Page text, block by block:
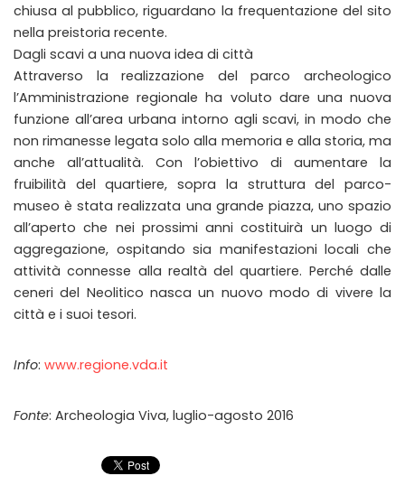
chiusa al pubblico, riguardano la frequentazione del sito
nella preistoria recente.
Dagli scavi a una nuova idea di città
Attraverso la realizzazione del parco archeologico
l’Amministrazione regionale ha voluto dare una nuova
funzione all’area urbana intorno agli scavi, in modo che
non rimanesse legata solo alla memoria e alla storia, ma
anche all’attualità. Con l’obiettivo di aumentare la
fruibilità del quartiere, sopra la struttura del parco-
museo è stata realizzata una grande piazza, uno spazio
all’aperto che nei prossimi anni costituirà un luogo di
aggregazione, ospitando sia manifestazioni locali che
attività connesse alla realtà del quartiere. Perché dalle
ceneri del Neolitico nasca un nuovo modo di vivere la
città e i suoi tesori.
Info: www.regione.vda.it
Fonte: Archeologia Viva, luglio-agosto 2016